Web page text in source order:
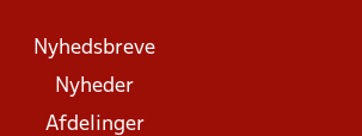
Nyhedsbreve
Nyheder
Afdelinger